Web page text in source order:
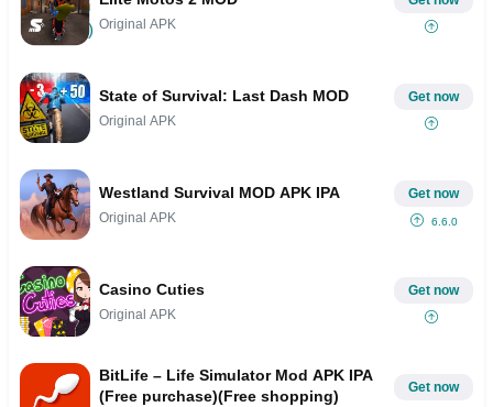
Original APK
State of Survival: Last Dash MOD
Original APK
Get now
Westland Survival MOD APK IPA
Original APK
Get now
6.6.0
Casino Cuties
Original APK
Get now
BitLife – Life Simulator Mod APK IPA
(Free purchase)(Free shopping)
Get now